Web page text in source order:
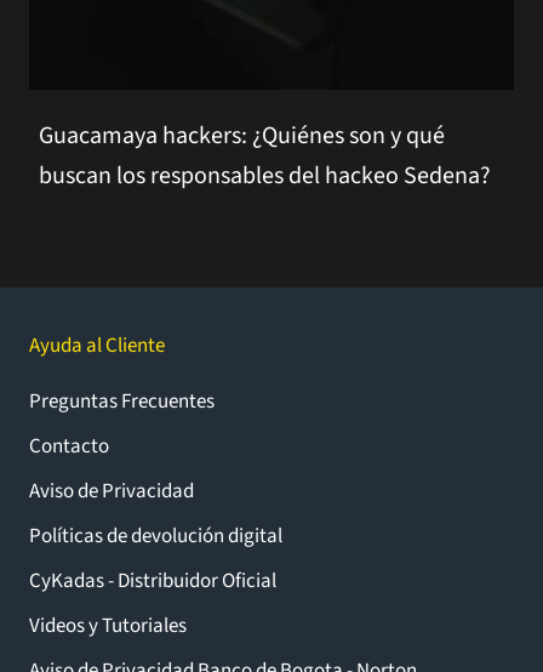
Guacamaya hackers: ¿Quiénes son y qué
buscan los responsables del hackeo Sedena?
Ayuda al Cliente
Preguntas Frecuentes
Contacto
Aviso de Privacidad
Políticas de devolución digital
CyKadas - Distribuidor Oficial
Videos y Tutoriales